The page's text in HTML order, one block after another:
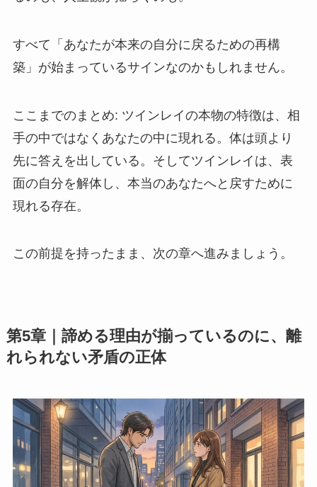
すべて「あなたが本来の自分に戻るための再構
築」が始まっているサインなのかもしれません。
ここまでのまとめ: ツインレイの本物の特徴は、相
手の中ではなくあなたの中に現れる。体は頭より
先に答えを出している。そしてツインレイは、表
面の自分を解体し、本当のあなたへと戻すために
現れる存在。
この前提を持ったまま、次の章へ進みましょう。
第5章｜諦める理由が揃っているのに、離
れられない矛盾の正体